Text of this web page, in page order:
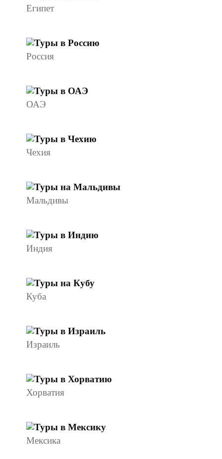
Египет
Россия
ОАЭ
Чехия
Мальдивы
Индия
Куба
Израиль
Хорватия
Мексика